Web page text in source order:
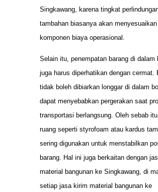
Singkawang, karena tingkat
tambahan biasanya akan menyesuaikan
komponen biaya operasional.
Selain itu, penempatan barang di dalam
juga harus diperhatikan dengan cermat.
tidak boleh dibiarkan longgar di dalam
dapat menyebabkan pergerakan saat
transportasi berlangsung. Oleh sebab
ruang seperti styrofoam atau kardus
sering digunakan untuk menstabilkan
barang. Hal ini juga berkaitan dengan
material bangunan ke Singkawang, di
setiap jasa kirim material bangunan ke